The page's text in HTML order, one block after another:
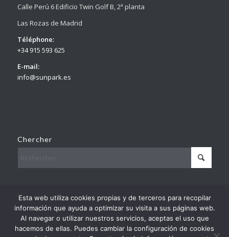
Calle Perú 6 Edificio Twin Golf B, 2ª planta
Las Rozas de Madrid
Téléphone:
+34 915 593 625
E-mail:
info@sunpark.es
Chercher
© Copyright – Sunpark
By Europa Prefabri
Esta web utiliza cookies propias y de terceros para recopilar
información que ayuda a optimizar su visita a sus páginas web.
Al navegar o utilizar nuestros servicios, aceptas el uso que
hacemos de ellas. Puedes cambiar la configuración de cookies